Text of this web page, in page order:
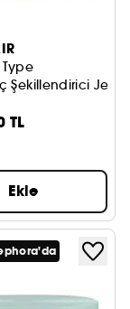
Spreyi
Şekillendirici Jel
TL
Ekle